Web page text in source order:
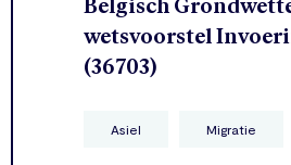
Belgisch
wetsvoorstel
(36703)
Asiel Migratie